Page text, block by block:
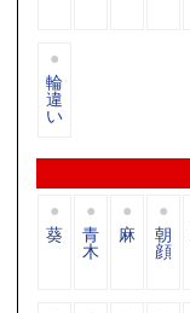
輪
違
い
葵 青
木
麻 朝
顔